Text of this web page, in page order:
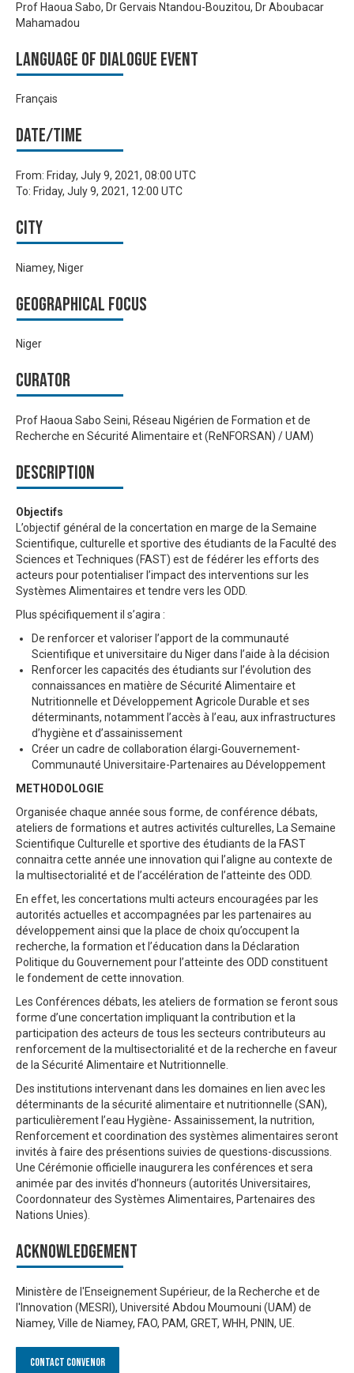
Prof Haoua Sabo, Dr Gervais Ntandou-Bouzitou, Dr Aboubacar
Mahamadou
Language of Dialogue Event
Français
Date/time
From: Friday, July 9, 2021, 08:00 UTC
To: Friday, July 9, 2021, 12:00 UTC
City
Niamey, Niger
Geographical focus
Niger
Curator
Prof Haoua Sabo Seini, Réseau Nigérien de Formation et de
Recherche en Sécurité Alimentaire et (ReNFORSAN) / UAM)
Description
Objectifs
L’objectif général de la concertation en marge de la Semaine
Scientifique, culturelle et sportive des étudiants de la Faculté des
Sciences et Techniques (FAST) est de fédérer les efforts des
acteurs pour potentialiser l’impact des interventions sur les
Systèmes Alimentaires et tendre vers les ODD.
Plus spécifiquement il s’agira :
De renforcer et valoriser l’apport de la communauté
Scientifique et universitaire du Niger dans l’aide à la décision
Renforcer les capacités des étudiants sur l’évolution des
connaissances en matière de Sécurité Alimentaire et
Nutritionnelle et Développement Agricole Durable et ses
déterminants, notamment l’accès à l’eau, aux infrastructures
d’hygiène et d’assainissement
Créer un cadre de collaboration élargi-Gouvernement-
Communauté Universitaire-Partenaires au Développement
METHODOLOGIE
Organisée chaque année sous forme, de conférence débats,
ateliers de formations et autres activités culturelles, La Semaine
Scientifique Culturelle et sportive des étudiants de la FAST
connaitra cette année une innovation qui l’aligne au contexte de
la multisectorialité et de l’accélération de l’atteinte des ODD.
En effet, les concertations multi acteurs encouragées par les
autorités actuelles et accompagnées par les partenaires au
développement ainsi que la place de choix qu’occupent la
recherche, la formation et l’éducation dans la Déclaration
Politique du Gouvernement pour l’atteinte des ODD constituent
le fondement de cette innovation.
Les Conférences débats, les ateliers de formation se feront sous
forme d’une concertation impliquant la contribution et la
participation des acteurs de tous les secteurs contributeurs au
renforcement de la multisectorialité et de la recherche en faveur
de la Sécurité Alimentaire et Nutritionnelle.
Des institutions intervenant dans les domaines en lien avec les
déterminants de la sécurité alimentaire et nutritionnelle (SAN),
particulièrement l’eau Hygiène- Assainissement, la nutrition,
Renforcement et coordination des systèmes alimentaires seront
invités à faire des présentions suivies de questions-discussions.
Une Cérémonie officielle inaugurera les conférences et sera
animée par des invités d’honneurs (autorités Universitaires,
Coordonnateur des Systèmes Alimentaires, Partenaires des
Nations Unies).
Acknowledgement
Ministère de l'Enseignement Supérieur, de la Recherche et de
l'Innovation (MESRI), Université Abdou Moumouni (UAM) de
Niamey, Ville de Niamey, FAO, PAM, GRET, WHH, PNIN, UE.
Contact Convenor